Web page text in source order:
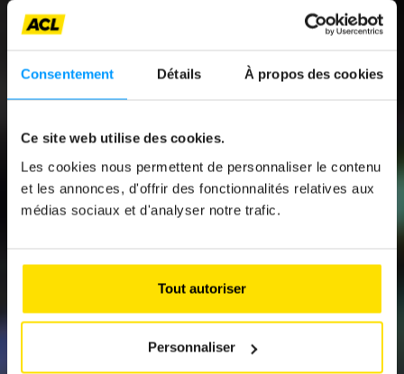
Consentement Détails À propos des cookies
Ce site web utilise des cookies.
Les cookies nous permettent de personnaliser le contenu
et les annonces, d'offrir des fonctionnalités relatives aux
médias sociaux et d'analyser notre trafic.
Tout autoriser
Personnaliser
News
UNE MOTORISATION
PROFIL